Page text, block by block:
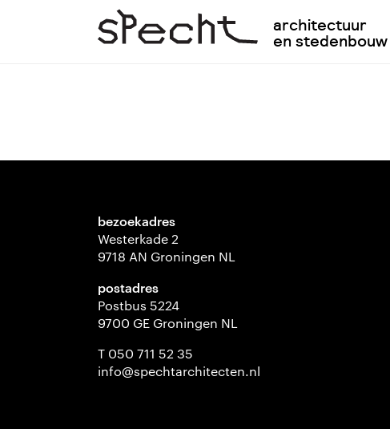
architectuur
en stedenbouw
bezoekadres
Westerkade 2
9718 AN Groningen NL
postadres
Postbus 5224
9700 GE Groningen NL
T 050 711 52 35
info@spechtarchitecten.nl